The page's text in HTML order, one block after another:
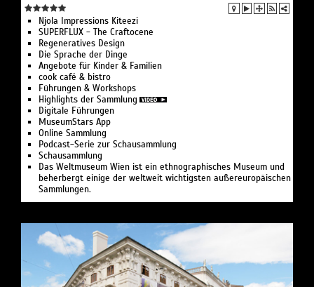
Njola Impressions Kiteezi
SUPERFLUX - The Craftocene
Regeneratives Design
Die Sprache der Dinge
Angebote für Kinder & Familien
cook café & bistro
Führungen & Workshops
Highlights der Sammlung
Digitale Führungen
MuseumStars App
Online Sammlung
Podcast-Serie zur Schausammlung
Schausammlung
Das Weltmuseum Wien ist ein ethnographisches Museum und
beherbergt einige der weltweit wichtigsten außereuropäischen
Sammlungen.